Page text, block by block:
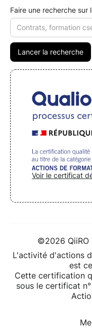
Faire une recherche sur
Voir le certificat
©2026 QiiRO
L'activité d'actions
est
Cette certification
sous le certificat